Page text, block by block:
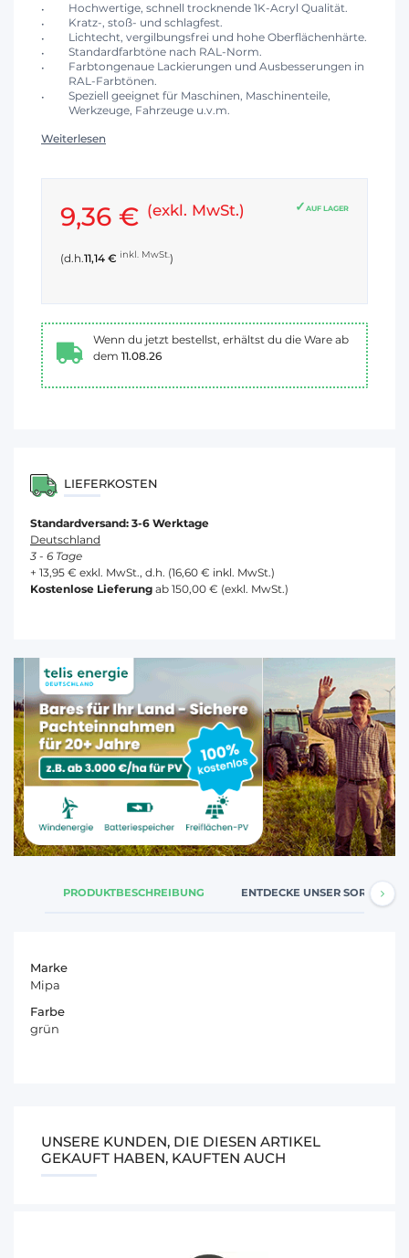
Hochwertige, schnell trocknende 1K-Acryl Qualität.
Kratz-, stoß- und schlagfest.
Lichtecht, vergilbungsfrei und hohe Oberflächenhärte.
Standardfarbtöne nach RAL-Norm.
Farbtongenaue Lackierungen und Ausbesserungen in
RAL-Farbtönen.
Speziell geeignet für Maschinen, Maschinenteile,
Werkzeuge, Fahrzeuge u.v.m.
Weiterlesen
AUF LAGER
9,36 € (exkl. MwSt.)
(d.h.11,14 € inkl. MwSt.)
Wenn du jetzt bestellst, erhältst du die Ware ab
dem 11.08.26
LIEFERKOSTEN
Standardversand: 3-6 Werktage
Deutschland
3 - 6 Tage
+ 13,95 € exkl. MwSt., d.h. (16,60 € inkl. MwSt.)
Kostenlose Lieferung ab 150,00 € (exkl. MwSt.)
PRODUKTBESCHREIBUNG ENTDECKE UNSER SORTIMENT
Marke
Mipa
Farbe
grün
UNSERE KUNDEN, DIE DIESEN ARTIKEL
GEKAUFT HABEN, KAUFTEN AUCH